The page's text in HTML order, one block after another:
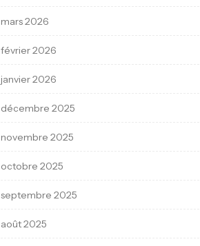
mars 2026
février 2026
janvier 2026
décembre 2025
novembre 2025
octobre 2025
septembre 2025
août 2025